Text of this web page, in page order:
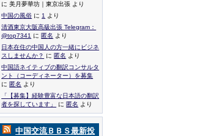
に 美月夢華坊｜東京出張 より
中国の風俗 に 1
より
清酒東京大阪高級出張 Telegram：
@top7341 に 匿名 より
日本在住の中国人の方一緒にビジネ
スしませんか？ に 匿名 より
中国語ネイティブの翻訳コンサルタ
ント（コーディネーター）を募集
に 匿名 より
「【募集】経験豊富な日本語の翻訳
者を探しています」
に 匿名 より
中国交流ＢＢＳ最新投